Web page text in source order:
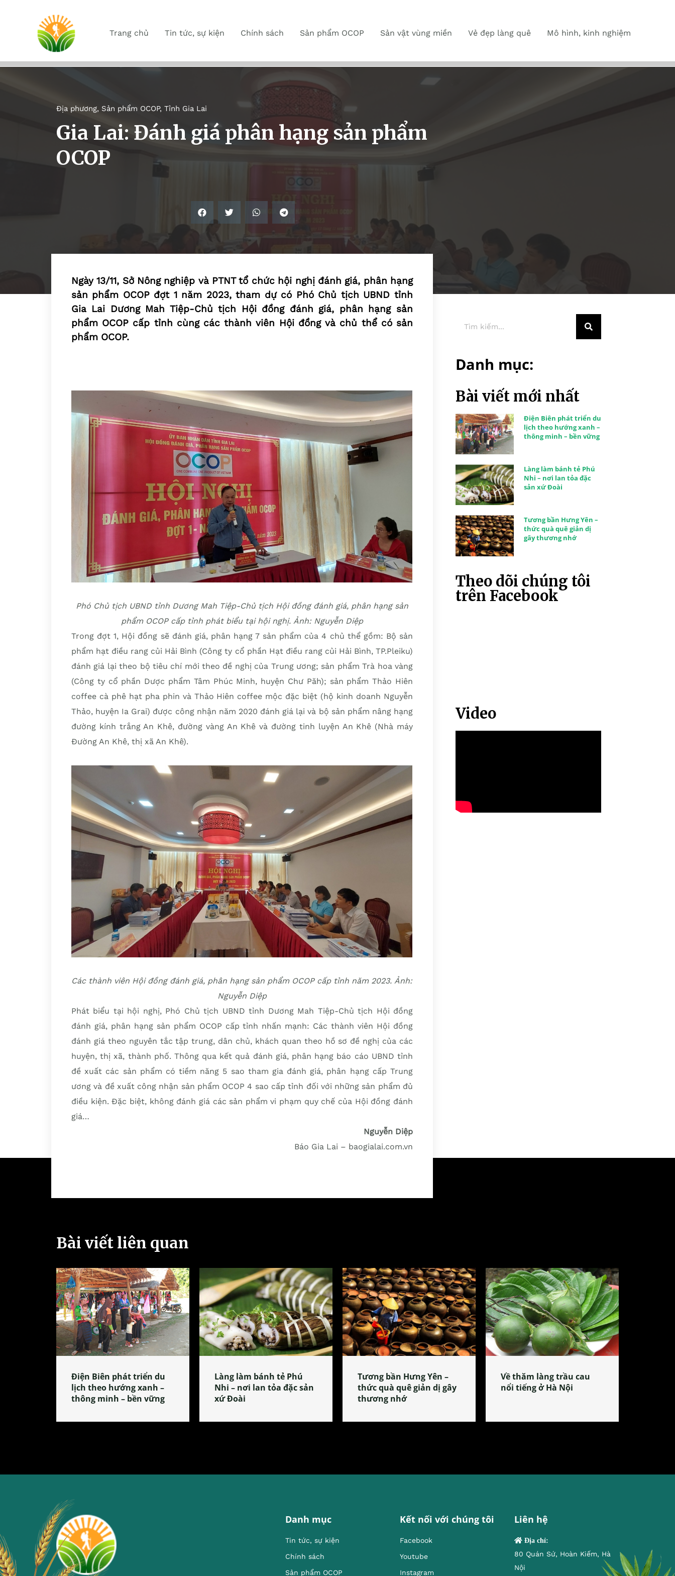
Trang chủ Tin tức, sự kiện Chính sách Sản phẩm OCOP Sản vật vùng miền Vẻ đẹp làng quê Mô hình, kinh nghiệm
Địa phương, Sản phẩm OCOP, Tỉnh Gia Lai
Gia Lai: Đánh giá phân hạng sản phẩm
OCOP
Ngày 13/11, Sở Nông nghiệp và PTNT tổ chức hội nghị đánh giá, phân hạng
sản phẩm OCOP đợt 1 năm 2023, tham dự có Phó Chủ tịch UBND tỉnh
Gia Lai Dương Mah Tiệp-Chủ tịch Hội đồng đánh giá, phân hạng sản
phẩm OCOP cấp tỉnh cùng các thành viên Hội đồng và chủ thể có sản
phẩm OCOP.
Phó Chủ tịch UBND tỉnh Dương Mah Tiệp-Chủ tịch Hội đồng đánh giá, phân hạng sản
phẩm OCOP cấp tỉnh phát biểu tại hội nghị. Ảnh: Nguyễn Diệp
Trong đợt 1, Hội đồng sẽ đánh giá, phân hạng 7 sản phẩm của 4 chủ thể gồm: Bộ sản
phẩm hạt điều rang củi Hải Bình (Công ty cổ phần Hạt điều rang củi Hải Bình, TP.Pleiku)
đánh giá lại theo bộ tiêu chí mới theo đề nghị của Trung ương; sản phẩm Trà hoa vàng
(Công ty cổ phần Dược phẩm Tâm Phúc Minh, huyện Chư Păh); sản phẩm Thảo Hiên
coffee cà phê hạt pha phin và Thảo Hiên coffee mộc đặc biệt (hộ kinh doanh Nguyễn
Thảo, huyện Ia Grai) được công nhận năm 2020 đánh giá lại và bộ sản phẩm nâng hạng
đường kính trắng An Khê, đường vàng An Khê và đường tinh luyện An Khê (Nhà máy
Đường An Khê, thị xã An Khê).
Các thành viên Hội đồng đánh giá, phân hạng sản phẩm OCOP cấp tỉnh năm 2023. Ảnh:
Nguyễn Diệp
Phát biểu tại hội nghị, Phó Chủ tịch UBND tỉnh Dương Mah Tiệp-Chủ tịch Hội đồng
đánh giá, phân hạng sản phẩm OCOP cấp tỉnh nhấn mạnh: Các thành viên Hội đồng
đánh giá theo nguyên tắc tập trung, dân chủ, khách quan theo hồ sơ đề nghị của các
huyện, thị xã, thành phố. Thông qua kết quả đánh giá, phân hạng báo cáo UBND tỉnh
đề xuất các sản phẩm có tiềm năng 5 sao tham gia đánh giá, phân hạng cấp Trung
ương và đề xuất công nhận sản phẩm OCOP 4 sao cấp tỉnh đối với những sản phẩm đủ
điều kiện. Đặc biệt, không đánh giá các sản phẩm vi phạm quy chế của Hội đồng đánh
giá…
Nguyễn Diệp
Báo Gia Lai – baogialai.com.vn
Danh mục:
Bài viết mới nhất
Điện Biên phát triển du
lịch theo hướng xanh –
thông minh – bền vững
Làng làm bánh tẻ Phú
Nhi – nơi lan tỏa đặc
sản xứ Đoài
Tương bần Hưng Yên –
thức quà quê giản dị
gây thương nhớ
Theo dõi chúng tôi
trên Facebook
Video
Bài viết liên quan
Điện Biên phát triển du
lịch theo hướng xanh –
thông minh – bền vững
Làng làm bánh tẻ Phú
Nhi – nơi lan tỏa đặc sản
xứ Đoài
Tương bần Hưng Yên –
thức quà quê giản dị gây
thương nhớ
Về thăm làng trầu cau
nổi tiếng ở Hà Nội
Danh mục
Tin tức, sự kiện
Chính sách
Sản phẩm OCOP
Kết nối với chúng tôi
Facebook
Youtube
Instagram
Liên hệ
Địa chỉ:
80 Quán Sứ, Hoàn Kiếm, Hà
Nội